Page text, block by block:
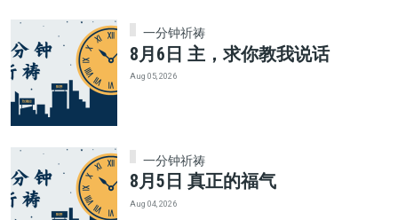
一分钟祈祷
8月6日 主，求你教我说话
Aug 05, 2026
一分钟祈祷
8月5日 真正的福气
Aug 04, 2026